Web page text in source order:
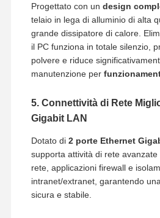
Progettato con un design
telaio in lega di alluminio di alta
grande dissipatore di calore.
il PC funziona in totale silenzio,
polvere e riduce
manutenzione per
5. Connettività di Rete
Gigabit LAN
Dotato di 2 porte Ethernet
supporta attività di rete
rete, applicazioni firewall e
intranet/extranet, garantendo
sicura e stabile.